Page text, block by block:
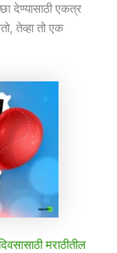
देण्यासाठी एकत्र
तेव्हा तो एक
मराठीतील